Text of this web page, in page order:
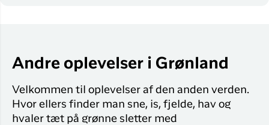
Andre oplevelser i Grønland
Velkommen til oplevelser af den anden verden.
Hvor ellers finder man sne, is, fjelde, hav og
hvaler tæt på grønne sletter med